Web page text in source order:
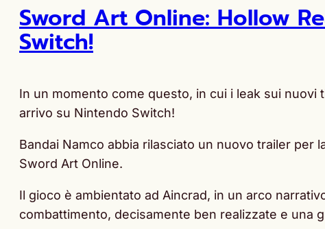
Sword Art Online: Hollow
Switch!
In un momento come questo, in cui i leak sui
arrivo su Nintendo Switch!
Bandai Namco abbia rilasciato un nuovo trailer per
Sword Art Online.
Il gioco è ambientato ad Aincrad, in un arco
combattimento, decisamente ben realizzate e una